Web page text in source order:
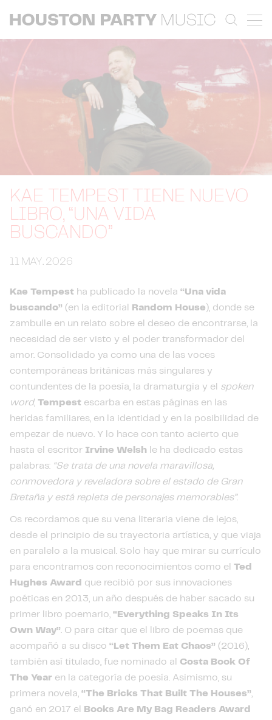
KAE TEMPEST TIENE NUEVO
LIBRO, “UNA VIDA
BUSCANDO”
11 MAY. 2026
Kae Tempest ha publicado la novela “Una vida
buscando” (en la editorial Random House ), donde se
zambulle en un relato sobre el deseo de encontrarse, la
necesidad de ser visto y el poder transformador del
amor. Consolidado ya como una de las voces
contemporáneas británicas más singulares y
contundentes de la poesía, la dramaturgia y el spoken
word, Tempest escarba en estas páginas en las
heridas familiares, en la identidad y en la posibilidad de
empezar de nuevo. Y lo hace con tanto acierto que
hasta el escritor Irvine Welsh le ha dedicado estas
palabras: “Se trata de una novela maravillosa,
conmovedora y reveladora sobre el estado de Gran
Bretaña y está repleta de personajes memorables”.
Os recordamos que su vena literaria viene de lejos,
desde el principio de su trayectoria artística, y que viaja
en paralelo a la musical. Solo hay que mirar su currículo
para encontramos con reconocimientos como el Ted
Hughes Award que recibió por sus innovaciones
poéticas en 2013, un año después de haber sacado su
primer libro poemario, “Everything Speaks In Its
Own Way”. O para citar que el libro de poemas que
acompañó a su disco “Let Them Eat Chaos” (2016),
también así titulado, fue nominado al Costa Book Of
The Year en la categoría de poesía. Asimismo, su
primera novela, “The Bricks That Built The Houses”,
ganó en 2017 el
Books Are My Bag Readers Award